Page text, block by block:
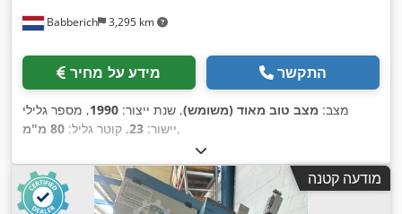
Babberich 3,295 km
מידע על מחיר התקשר
מצב: מצב טוב מאוד (משומש), שנת ייצור: 1990, מספר גלילי
יישור: 23, קוטר גליל: 80 מ"מ ,
מודעה קטנה